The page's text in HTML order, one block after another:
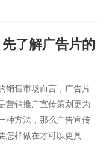
虚与实、和谐与对比、
节奏；到线条、拍摄角
形象，做到宣传策划和
的目的。下边桃花谷商
告片拍摄告诉小编为您
常见类别的广告片拍摄
了解广告片的
销售市场而言，广告片
营销推广宣传策划更为
种方法，那么广告宣传
怎样做在才可以更具备